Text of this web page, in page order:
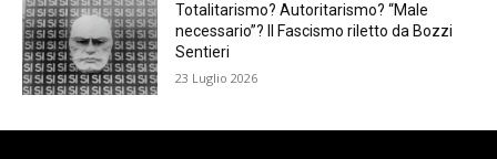
Totalitarismo? Autoritarismo? “Male
necessario”? Il Fascismo riletto da Bozzi
Sentieri
23 Luglio 2026